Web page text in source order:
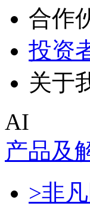
合作
投资
关于
AI
产品及
>非